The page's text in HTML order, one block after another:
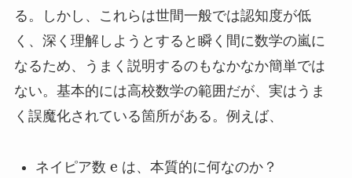
る。しかし、これらは世間一般では認知度が低
く、深く理解しようとすると瞬く間に数学の嵐に
なるため、うまく説明するのもなかなか簡単では
ない。基本的には高校数学の範囲だが、実はうま
く誤魔化されている箇所がある。例えば、
ネイピア数 e は、本質的に何なのか？